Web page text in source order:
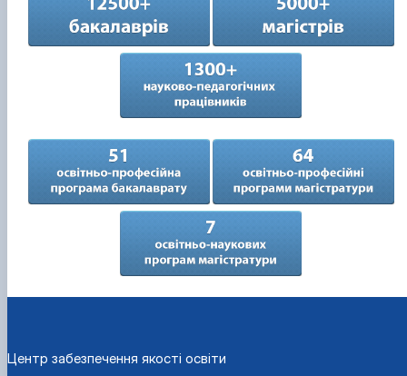
Центр забезпечення якості освіти